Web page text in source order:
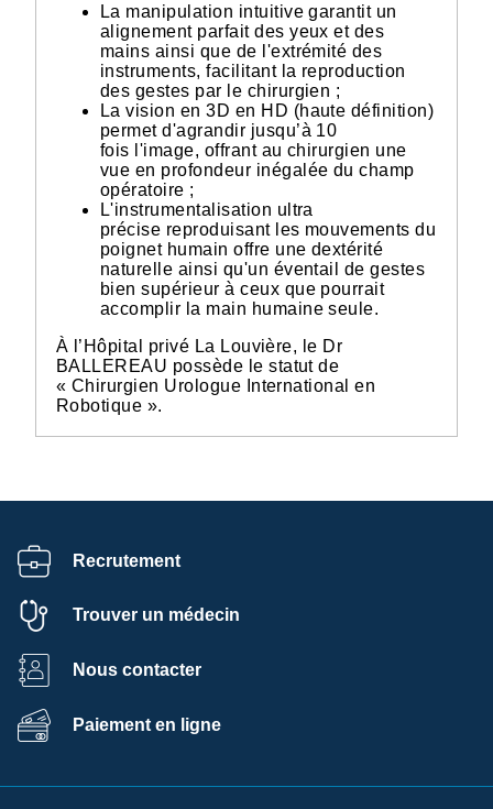
La manipulation intuitive garantit un
alignement parfait des yeux et des
mains ainsi que de l'extrémité des
instruments, facilitant la reproduction
des gestes par le chirurgien ;
La vision en 3D en HD (haute définition)
permet d'agrandir jusqu’à 10
fois l'image, offrant au chirurgien une
vue en profondeur inégalée du champ
opératoire ;
L'instrumentalisation ultra
précise reproduisant les mouvements du
poignet humain offre une dextérité
naturelle ainsi qu'un éventail de gestes
bien supérieur à ceux que pourrait
accomplir la main humaine seule.
À l’Hôpital privé La Louvière, le Dr
BALLEREAU possède le statut de
« Chirurgien Urologue International en
Robotique ».
Recrutement
Trouver un médecin
Nous contacter
Paiement en ligne